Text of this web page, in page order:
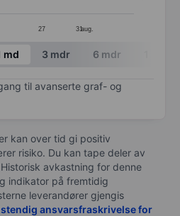
27 31aug.
md 3 mdr 6 mdr
til avanserte graf- og
kan over tid gi positiv
risiko. Du kan tape deler av
avkastning for denne
indikator på fremtidig
leverandører gjengis
ansvarsfraskrivelse for